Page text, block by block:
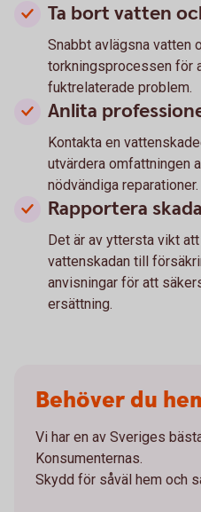
Ta bort vatten
Snabbt avlägsna vatten
torkningsprocessen för
fuktrelaterade problem.
Anlita
Kontakta en
utvärdera omfattningen
nödvändiga reparationer.
Rapportera
Det är av yttersta vikt
vattenskadan till
anvisningar för att
ersättning.
Behöver du
Vi har en av Sveriges
Konsumenternas.
Skydd för såväl hem och